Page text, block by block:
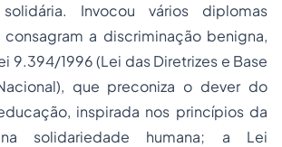
Invocou vários diplomas
a discriminação benigna,
9.394/1996 (Lei das Diretrizes e Base
que preconiza o dever do
inspirada nos princípios da
solidariedade humana; a Lei